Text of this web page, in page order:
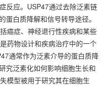
反应。USP47通过去除泛素链
蛋白质降解和信号转导途径。
癌症、神经退行性疾病和某些
药物设计和疾病治疗中的一个
通常作为泛素介导的蛋白质降
究泛素化如何影响细胞生长和
模型被用于研究其在细胞生